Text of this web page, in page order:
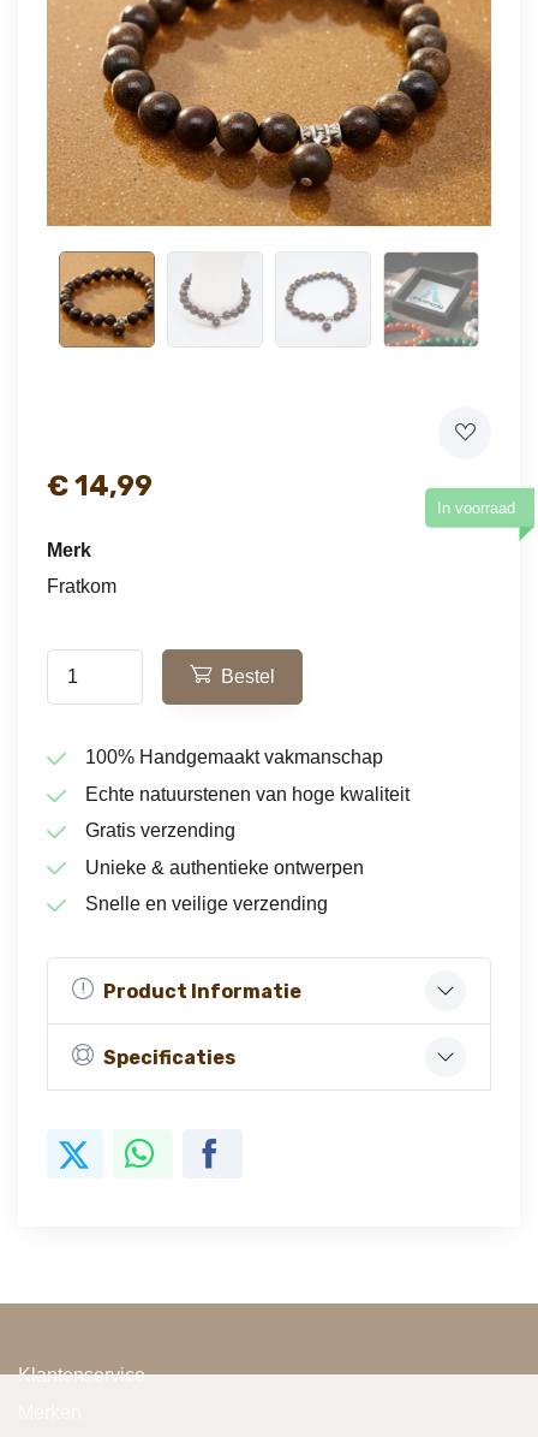
€14,99
In voorraad
Merk
Fratkom
Bestel
100% Handgemaakt vakmanschap
Echte natuurstenen van hoge kwaliteit
Gratis verzending
Unieke & authentieke ontwerpen
Snelle en veilige verzending
Product Informatie
Specificaties
Klantenservice